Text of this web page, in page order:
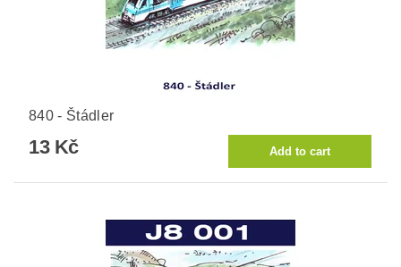
840 - Štádler
13 Kč